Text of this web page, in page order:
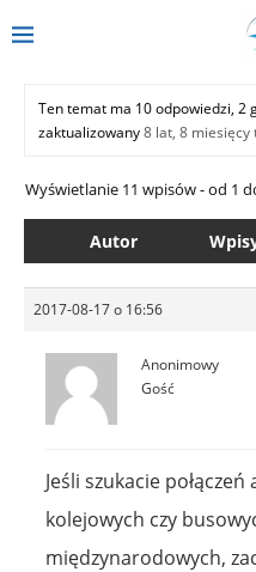
Ten temat ma 10 odpowiedzi, 2
zaktualizowany8 lat, 8 miesięcy
Wyświetlanie 11 wpisów - od 1
Autor
2017-08-17 o 16:56
Anonimowy
Gość
Jeśli szukacie
kolejowych czy
międzynarodowych,